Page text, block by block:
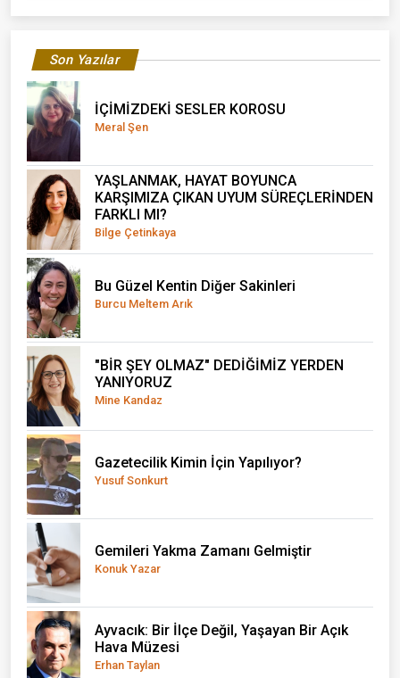
Son Yazılar
İÇİMİZDEKİ SESLER KOROSU
Meral Şen
YAŞLANMAK, HAYAT BOYUNCA
KARŞIMIZA ÇIKAN UYUM SÜREÇLERİNDEN
FARKLI MI?
Bilge Çetinkaya
Bu Güzel Kentin Diğer Sakinleri
Burcu Meltem Arık
"BİR ŞEY OLMAZ" DEDİĞİMİZ YERDEN
YANIYORUZ
Mine Kandaz
Gazetecilik Kimin İçin Yapılıyor?
Yusuf Sonkurt
Gemileri Yakma Zamanı Gelmiştir
Konuk Yazar
Ayvacık: Bir İlçe Değil, Yaşayan Bir Açık
Hava Müzesi
Erhan Taylan